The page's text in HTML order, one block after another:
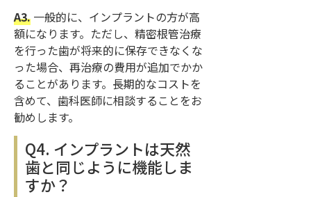
A3. 一般的に、インプラントの方が高
額になります。ただし、精密根管治療
を行った歯が将来的に保存できなくな
った場合、再治療の費用が追加でかか
ることがあります。長期的なコストを
含めて、歯科医師に相談することをお
勧めします。
Q4. インプラントは天然
歯と同じように機能しま
すか？